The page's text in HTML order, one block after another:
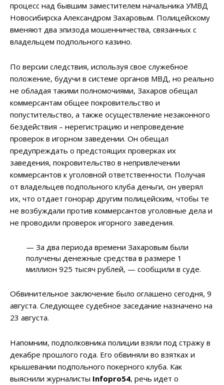
процесс над бывшим заместителем начальника УМВД
Новосибирска Александром Захаровым. Полицейскому
вменяют два эпизода мошенничества, связанных с
владельцем подпольного казино.
По версии следствия, используя свое служебное
положение, будучи в системе органов МВД, но реально
не обладая такими полномочиями, Захаров обещал
коммерсантам общее покровительство и
попустительство, а также осуществление незаконного
бездействия – нерегистрацию и непроведение
проверок в игорном заведении. Он обещал
предупреждать о предстоящих проверках их
заведения, покровительство в непривлечении
коммерсантов к уголовной ответственности. Получая
от владельцев подпольного клуба деньги, он уверял
их, что отдает гонорар другим полицейским, чтобы те
не возбуждали против коммерсантов уголовные дела и
не проводили проверок игорного заведения.
— За два периода времени Захаровым были
получены денежные средства в размере 1
миллион 925 тысяч рублей, — сообщили в суде.
Обвинительное заключение было оглашено сегодня, 9
августа. Следующее судебное заседание назначено на
23 августа.
Напомним, подполковника полиции взяли под стражу в
декабре прошлого года. Его обвиняли во взятках и
крышевании подпольного покерного клуба. Как
выяснили журналисты Infopro54, речь идет о